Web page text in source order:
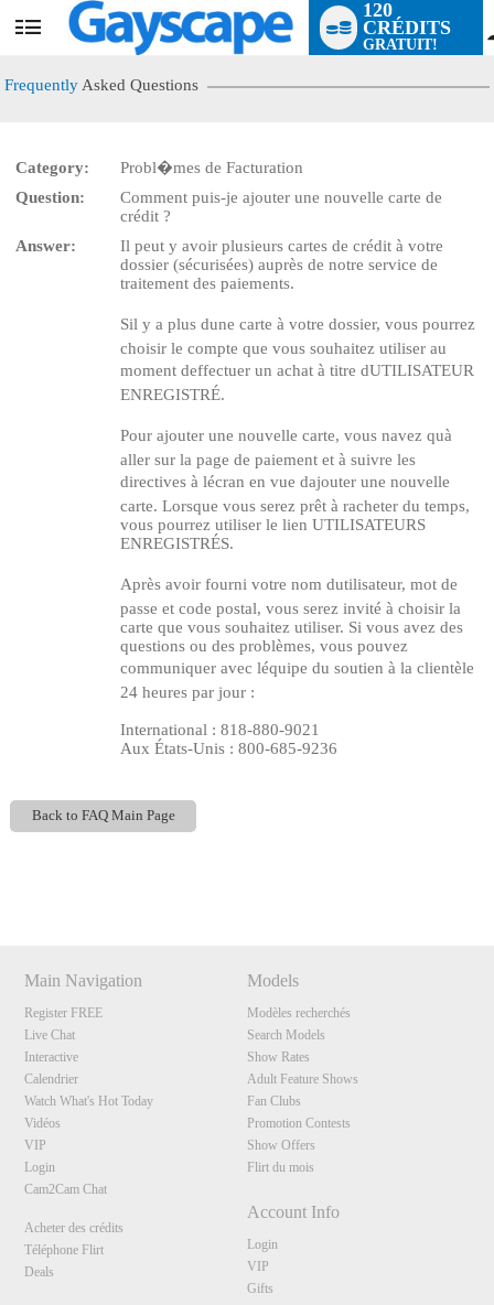
User
120
CRÉDITS
GRATUIT!
Frequently Asked Questions
Category:
Probl�mes de Facturation
Question:
Comment puis-je ajouter une nouvelle carte de
crédit ?
Answer:
Il peut y avoir plusieurs cartes de crédit à votre
dossier (sécurisées) auprès de notre service de
traitement des paiements.
Sil y a plus dune carte à votre dossier, vous pourrez
choisir le compte que vous souhaitez utiliser au
moment deffectuer un achat à titre dUTILISATEUR
ENREGISTRÉ.
Pour ajouter une nouvelle carte, vous navez quà
aller sur la page de paiement et à suivre les
directives à lécran en vue dajouter une nouvelle
carte. Lorsque vous serez prêt à racheter du temps,
vous pourrez utiliser le lien UTILISATEURS
ENREGISTRÉS.
Après avoir fourni votre nom dutilisateur, mot de
passe et code postal, vous serez invité à choisir la
carte que vous souhaitez utiliser. Si vous avez des
questions ou des problèmes, vous pouvez
communiquer avec léquipe du soutien à la clientèle
24 heures par jour :
International : 818-880-9021
Aux États-Unis : 800-685-9236
Back to FAQ Main Page
Main Navigation
Register FREE
Live Chat
Interactive
Calendrier
Watch What's Hot Today
Vidéos
VIP
Login
Cam2Cam Chat
Acheter des crédits
Téléphone Flirt
Deals
Models
Modèles recherchés
Search Models
Show Rates
Adult Feature Shows
Fan Clubs
Promotion Contests
Show Offers
Flirt du mois
Account Info
Login
VIP
Gifts
LIMITED TIME OFFER!
120
S